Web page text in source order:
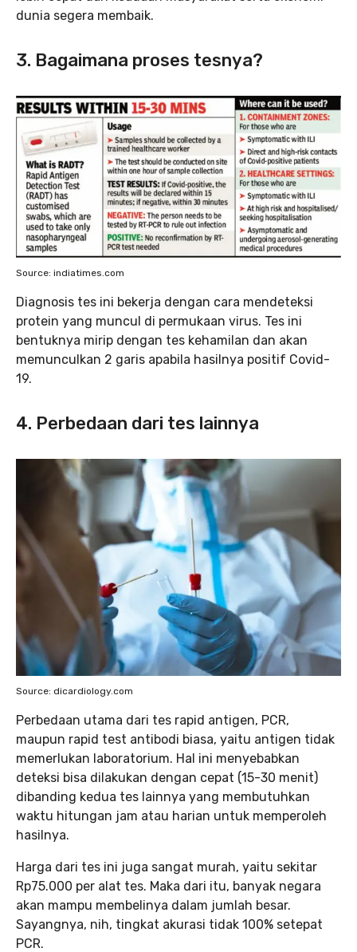
dunia segera membaik.
3. Bagaimana proses tesnya?
Source: indiatimes.com
Diagnosis tes ini bekerja dengan cara mendeteksi
protein yang muncul di permukaan virus. Tes ini
bentuknya mirip dengan tes kehamilan dan akan
memunculkan 2 garis apabila hasilnya positif Covid-
19.
4. Perbedaan dari tes lainnya
Source: dicardiology.com
Perbedaan utama dari tes rapid antigen, PCR,
maupun rapid test antibodi biasa, yaitu antigen tidak
memerlukan laboratorium. Hal ini menyebabkan
deteksi bisa dilakukan dengan cepat (15-30 menit)
dibanding kedua tes lainnya yang membutuhkan
waktu hitungan jam atau harian untuk memperoleh
hasilnya.
Harga dari tes ini juga sangat murah, yaitu sekitar
Rp75.000 per alat tes. Maka dari itu, banyak negara
akan mampu membelinya dalam jumlah besar.
Sayangnya, nih, tingkat akurasi tidak 100% setepat
PCR.